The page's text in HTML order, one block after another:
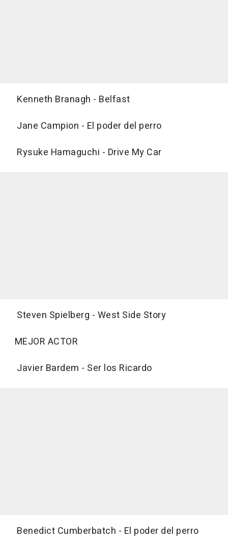
Kenneth Branagh - Belfast
Jane Campion - El poder del perro
Rysuke Hamaguchi - Drive My Car
Steven Spielberg - West Side Story
MEJOR ACTOR
Javier Bardem - Ser los Ricardo
Benedict Cumberbatch - El poder del perro